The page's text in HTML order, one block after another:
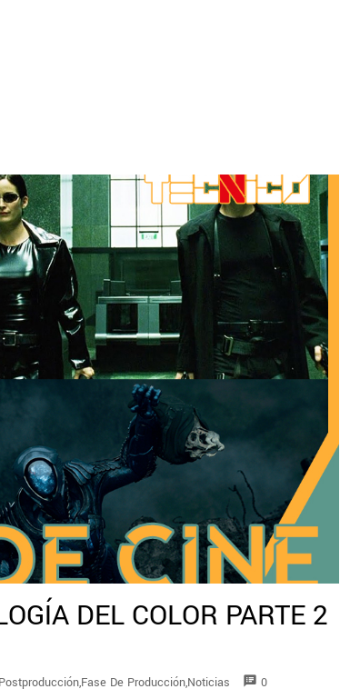
DEL COLOR PARTE 2
,Fase De Producción,Noticias speaker_notes 0